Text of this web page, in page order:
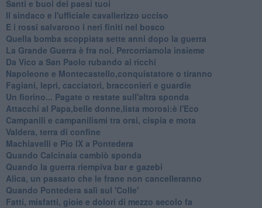
​Santi e buoi dei paesi tuoi
​Il sindaco e l'ufficiale cavallerizzo ucciso
​E i rossi salvarono i neri finiti nel bosco
​Quella bomba scoppiata sette anni dopo la guerra
La Grande Guerra è fra noi. Percorriamola insieme
Da Vico a San Paolo rubando ai ricchi
​Napoleone e Montecastello,conquistatore o tiranno
Fagiani, lepri, cacciatori, bracconieri e guardie
​Un fiorino... Pagate o restate sull'altra sponda
Attacchi al Papa,belle donne,lista morosi:è l'Eco
​Campanili e campanilismi tra orsi, cispia e mota
​Valdera, terra di confine
Machiavelli e Pio IX a Pontedera
​Quando Calcinaia cambiò sponda
Quando la guerra riempiva bar e gazebi
​Alica, un passato che le frane non cancelleranno
​Quando Pontedera salì sul 'Colle'
Fatti, misfatti, gioie e dolori di mezzo secolo fa